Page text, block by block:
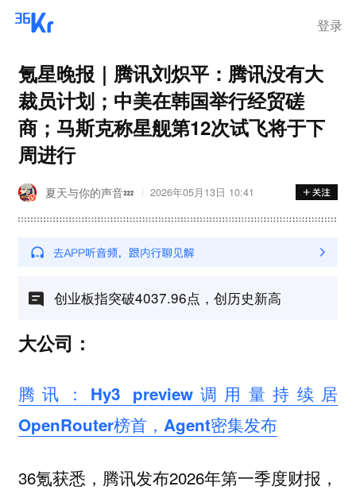
登录
氪星晚报｜腾讯刘炽平：腾讯没有大
裁员计划；中美在韩国举行经贸磋
商；马斯克称星舰第12次试飞将于下
周进行
夏天与你的声音💤 2026年05月13日 10:41
创业板指突破4037.96点，创历史新高
大公司：
腾讯：Hy3 preview调用量持续居
OpenRouter榜首，Agent密集发布
36氪获悉，腾讯发布2026年第一季度财报，